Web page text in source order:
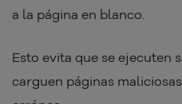
a la página en blanco.
Esto evita que se ejecuten
carguen páginas